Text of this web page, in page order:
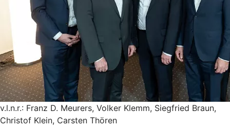
v.l.n.r.: Franz D. Meurers, Volker Klemm, Siegfried Braun,
Christof Klein, Carsten Thören